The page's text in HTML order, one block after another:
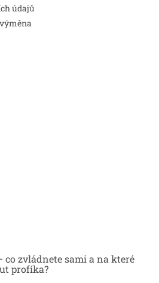
údajů
zvládnete sami a na které
profíka?